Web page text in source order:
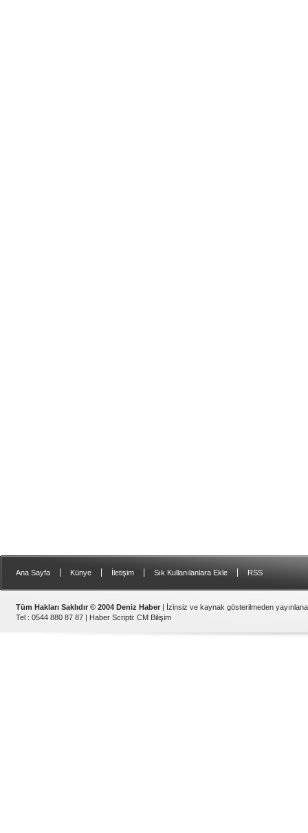
Ana Sayfa Künye İletişim Sık Kullanılanlara Ekle RSS
Tüm Hakları Saklıdır © 2004 Deniz Haber | İzinsiz ve kaynak gösterilmeden
Tel : 0544 880 87 87 | Haber Scripti: CM Bilişim